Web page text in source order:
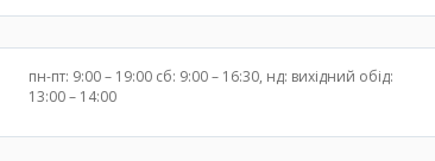
пн-пт: 9:00 – 19:00 сб: 9:00 – 16:30, нд: вихідний обід:
13:00 – 14:00